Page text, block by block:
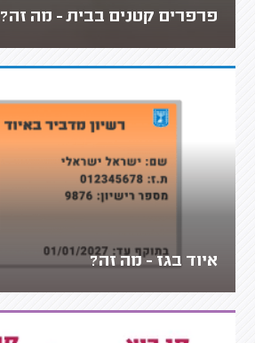
פרפרים קטנים בבית - מה זה?
איוד בגז - מה זה?